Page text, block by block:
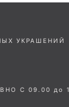
УКРАШЕНИЙ
С 09.00 до